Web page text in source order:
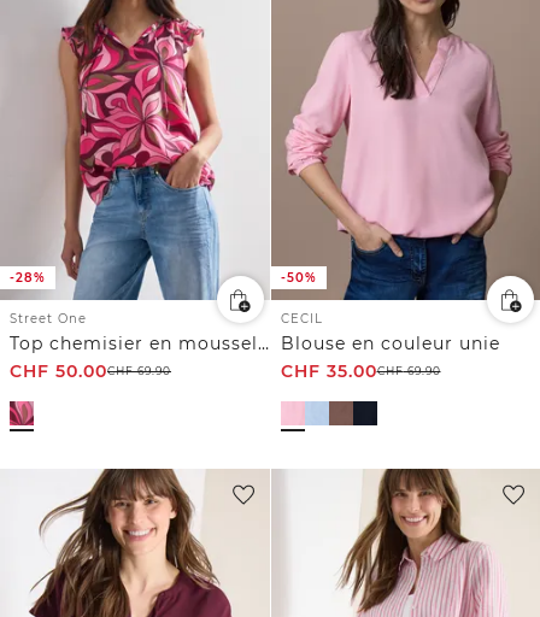
-28%
Street One
Top chemisier en mousseline avec col fendu
CHF 50.00CHF69.90
-50%
CECIL
Blouse en couleur unie
CHF 35.00CHF69.90